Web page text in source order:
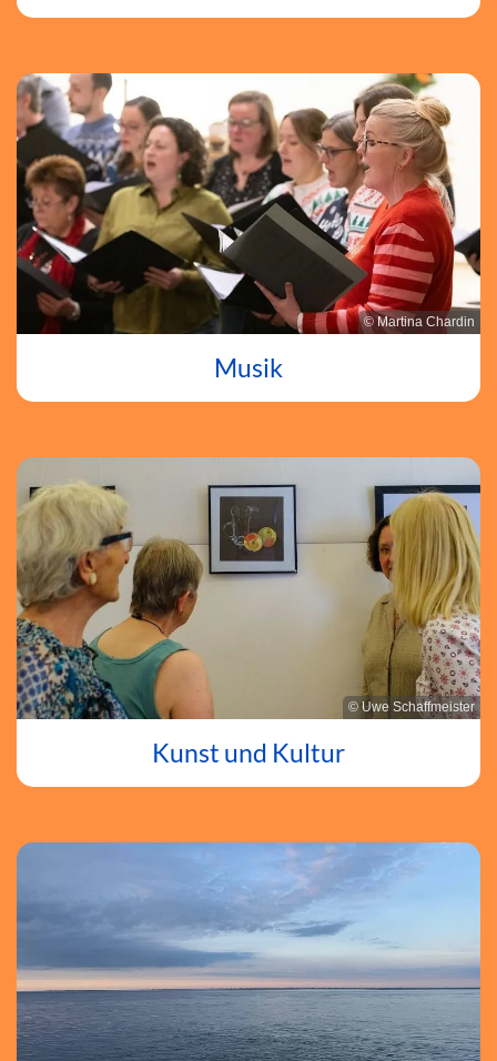
© Martina Chardin
Musik
© Uwe Schaffmeister
Kunst und Kultur